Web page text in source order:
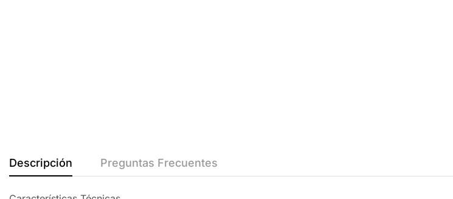
Descripción Preguntas Frecuentes